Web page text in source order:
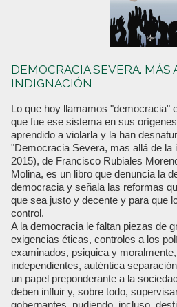
DEMOCRACIA SEVERA. MÁS
INDIGNACIÓN
Lo que hoy llamamos "democracia"
que fue ese sistema en sus
aprendido a violarla y la han
"Democracia Severa, mas allá de la
2015), de Francisco Rubiales
Molina, es un libro que denuncia la
democracia y señala las reformas
que sea justo y decente y para que
control.
A la democracia le faltan piezas de
exigencias éticas, controles a los
examinados, psiquica y
independientes, auténtica
un papel preponderante a la
deben influir y, sobre todo,